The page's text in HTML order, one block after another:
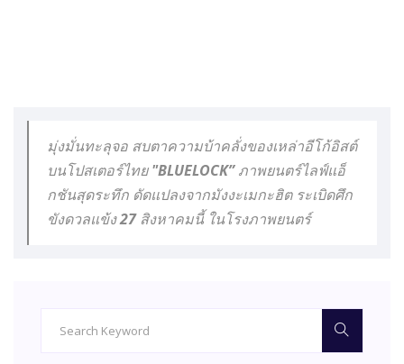
มุ่งมั่นทะลุจอ สบตาความบ้าคลั่งของเหล่าอีโก้อิสต์
บนโปสเตอร์ไทย "BLUELOCK” ภาพยนตร์ไลฟ์แอ็
กชันสุดระทึก ดัดแปลงจากมังงะเมกะฮิต ระเบิดศึก
ขังดวลแข้ง 27 สิงหาคมนี้ ในโรงภาพยนตร์